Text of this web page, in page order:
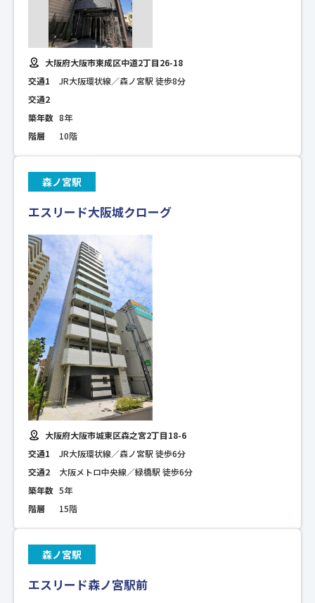
大阪府大阪市東成区中道2丁目26-18
交通1
JR大阪環状線／森ノ宮駅 徒歩8分
交通2
築年数 8年
階層
10階
森ノ宮駅
エスリード大阪城クローグ
大阪府大阪市城東区森之宮2丁目18-6
交通1
JR大阪環状線／森ノ宮駅 徒歩6分
交通2
大阪メトロ中央線／緑橋駅 徒歩6分
築年数 5年
階層
15階
森ノ宮駅
エスリード森ノ宮駅前